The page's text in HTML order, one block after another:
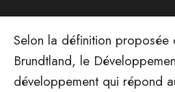
Selon la définition
Brundtland, le
développement qui répond